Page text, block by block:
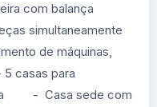
com balança
simultaneamente
de máquinas,
casas para
- Casa sede com